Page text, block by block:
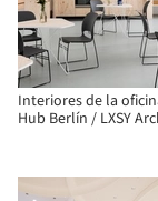
Interiores de la
Hub Berlín / LXSY